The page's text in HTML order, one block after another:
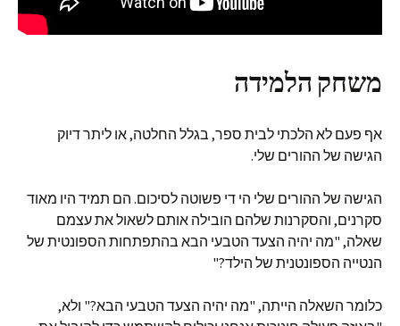
משחק הלמידה
אף פעם לא הלכתי לבית ספר, בגלל החלטה, או ליתר דיוק
הגישה של ההורים שלי.
הגישה של ההורים שלי הי די פשוטה לסיכום. הם תמיד היו מאוד
סקרנים, והסקרנות שלהם הובילה אותם לשאול את עצמם
שאלה, "מה יהיה הצעד הטבעי הבא בהתפתחות הספונטית של
הנטייה הספונטנית של הילד?"
כלומר השאלה הייתה, "מה יהיה הצעד הטבעי הבא?" ולא,